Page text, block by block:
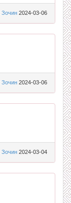
Зочин 2024-03-06
Зочин 2024-03-06
Зочин 2024-03-04